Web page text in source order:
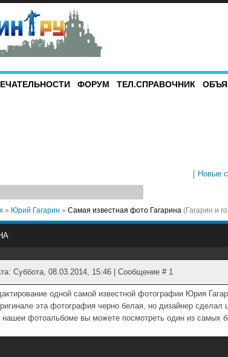
ФОРУМ ТЕЛ.СПРАВОЧНИК
[ Новые
» Юрий Гагарин » Самая известная фото Гагарина (Гагарин и
Суббота, 08.03.2014, 15:46 | Сообщение # 1
одной самой известной фотографии Юрия
эта фотография черно белая, но дизайнер сделал
фотоальбоме вы можете посмотреть один из самых